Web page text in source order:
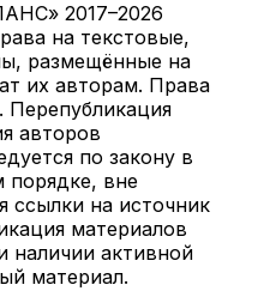
2017–2026
на текстовые,
размещённые на
их авторам. Права
авторов
по закону в
порядке, вне
ссылки на источник
материалов
наличии активной
материал.